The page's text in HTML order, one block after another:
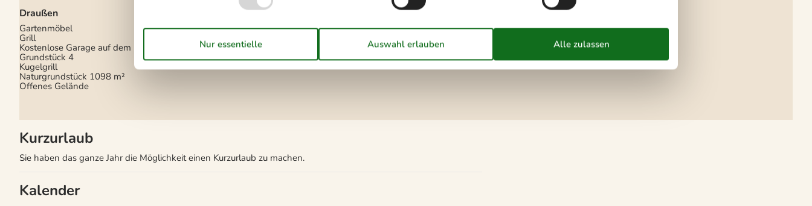
Draußen
Gartenmöbel
Grill
Kostenlose Garage auf dem
Grundstück 4
Kugelgrill
Naturgrundstück 1098 m²
Offenes Gelände
Rauchfreies Haus
4 Pers.
Kurzurlaub
Sie haben das ganze Jahr die Möglichkeit einen Kurzurlaub zu machen.
Kalender